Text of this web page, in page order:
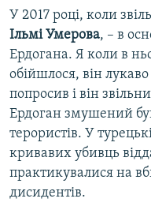
У 2017 році, коли
Ільмі Умерова, – в
Ердогана. Я коли в
обійшлося, він
попросив і він
Ердоган змушений
терористів. У
кривавих убивць
практикувалися на
дисидентів.